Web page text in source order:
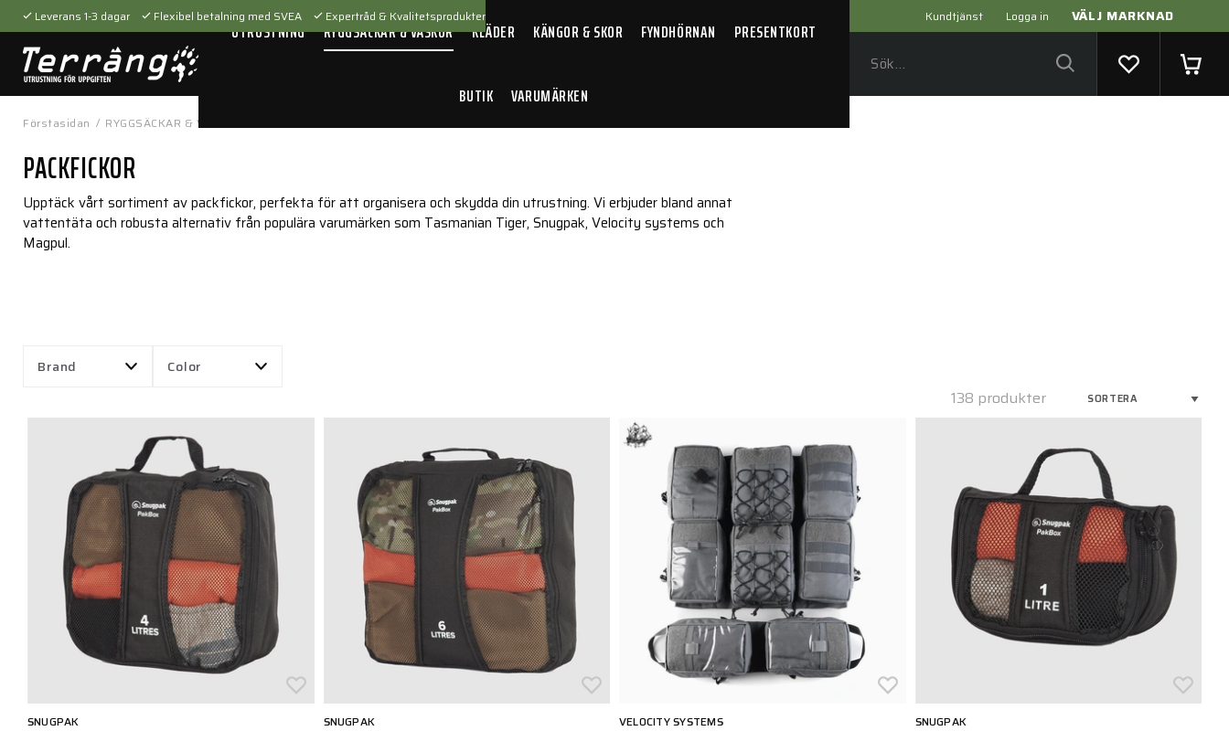
Kundtjänst Logga in VÄLJ MARKNAD
Leverans 1-3 dagar Flexibel betalning med SVEA Expertråd & Kvalitetsprodukter
UTRUSTNING RYGGSÄCKAR & VÄSKOR KLÄDER KÄNGOR & SKOR FYNDHÖRNAN PRESENTKORT
BUTIK VARUMÄRKEN
Förstasidan / RYGGSÄCKAR & VÄSKOR
PACKFICKOR
Upptäck vårt sortiment av packfickor, perfekta för att organisera och skydda din utrustning. Vi erbjuder bland annat
vattentäta och robusta alternativ från populära varumärken som Tasmanian Tiger, Snugpak, Velocity systems och
Magpul.
Brand Color
138 produkter
SNUGPAK SNUGPAK VELOCITY SYSTEMS SNUGPAK